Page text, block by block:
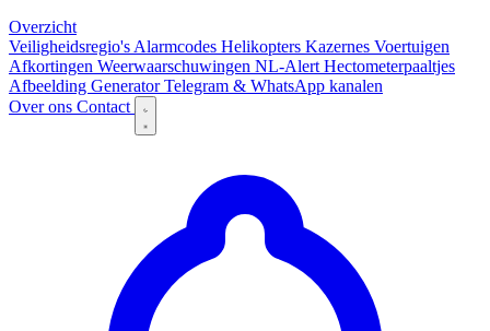
Overzicht
Veiligheidsregio's Alarmcodes Helikopters Kazernes Voertuigen
Afkortingen Weerwaarschuwingen NL-Alert Hectometerpaaltjes
Afbeelding GeneratorTelegram & WhatsApp kanalen
Over ons Contact